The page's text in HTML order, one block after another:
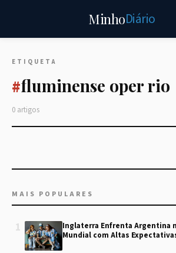
MinhoDiário
ETIQUETA
#fluminense oper rio
0 artigos
MAIS POPULARES
1
Inglaterra Enfrenta Argentina
Mundial com Altas